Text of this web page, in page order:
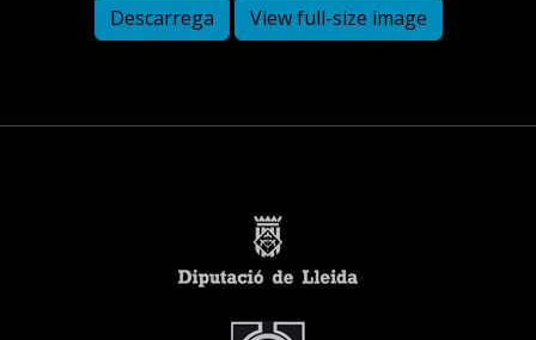
Descarrega View full-size image